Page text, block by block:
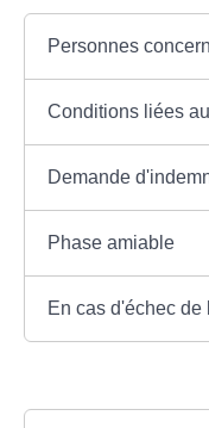
Personnes
Conditions liées
Demande
Phase amiable
En cas d'échec